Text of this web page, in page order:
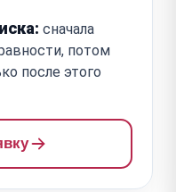
сначала
потом
после этого